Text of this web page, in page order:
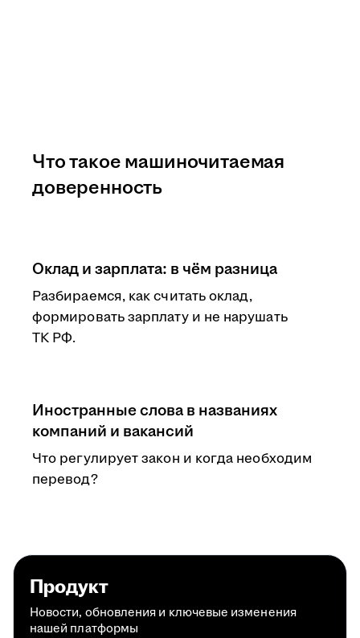
Оклад и зарплата: в чём разница
Разбираемся, как считать оклад,
формировать зарплату и не нарушать
ТК РФ.
Иностранные слова в названиях
компаний и вакансий
Что регулирует закон и когда необходим
перевод?
Что такое машиночитаемая
доверенность
Продукт
Новости, обновления и ключевые изменения
нашей платформы